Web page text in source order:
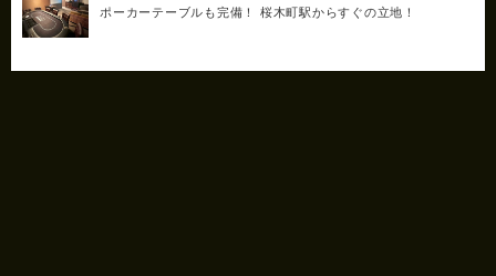
ポーカーテーブルも完備！ 桜木町駅からすぐの立地！